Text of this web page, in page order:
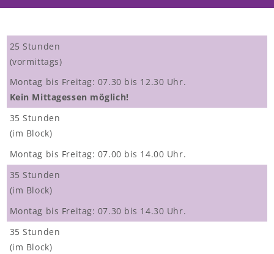
Träger
Elternvertretung
Downloads
Kindergarten-ABC
25 Stunden
(vormittags)
Montag bis Freitag: 07.30 bis 12.30 Uhr.
Kein Mittagessen möglich!
35 Stunden
(im Block)
Montag bis Freitag: 07.00 bis 14.00 Uhr.
35 Stunden
(im Block)
Montag bis Freitag: 07.30 bis 14.30 Uhr.
35 Stunden
(im Block)